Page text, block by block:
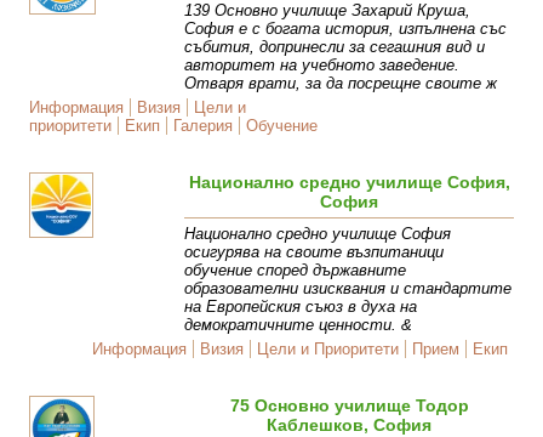
139 Основно училище Захарий Круша,
София е с богата история, изпълнена със
събития, допринесли за сегашния вид и
авторитет на учебното заведение.
Отваря врати, за да посрещне своите ж
Информация
Визия
Цели и
приоритети
Екип Галерия Обучение
Национално средно училище София,
София
Национално средно училище София
осигурява на своите възпитаници
обучение според държавните
образователни изисквания и стандартите
на Европейския съюз в духа на
демократичните ценности. &
Информация
Визия Цели и Приоритети Прием Екип
75 Основно училище Тодор
Каблешков, София